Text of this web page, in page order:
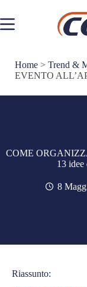
contenuto
Home > Trend &
EVENTO
COME
13 idee
8
Riassunto: